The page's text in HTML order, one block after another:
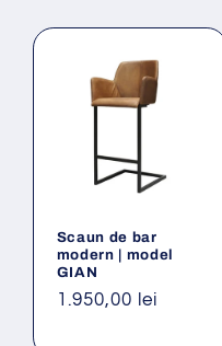
Scaun de bar
modern | model
GIAN
Preț
1.950,00 lei